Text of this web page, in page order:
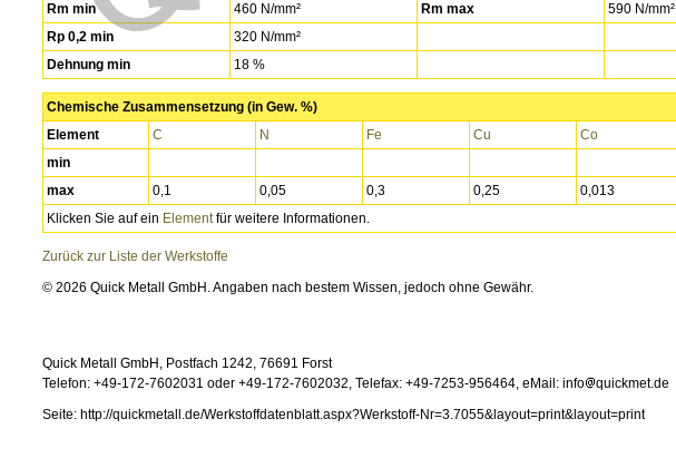
Rm min
460 N/mm² Rm max
590 N/mm²
Rp 0,2 min
320 N/mm²
Dehnung min
18 %
Chemische Zusammensetzung (in Gew. %)
Element
C N Fe Cu Co
min
max
0,1 0,05 0,3 0,25
0,013
Klicken Sie auf ein Elementfür weitere Informationen.
Zurück zur Liste der Werkstoffe
© 2026 Quick Metall GmbH. Angaben nach bestem Wissen, jedoch ohne Gewähr.
Quick Metall GmbH, Postfach 1242, 76691 Forst
Telefon: +49-172-7602031 oder +49-172-7602032, Telefax: +49-7253-956464, eMail: info
quickmet.de
Seite: http://quickmetall.de/Werkstoffdatenblatt.aspx?Werkstoff-Nr=3.7055&layout=print&layout=print